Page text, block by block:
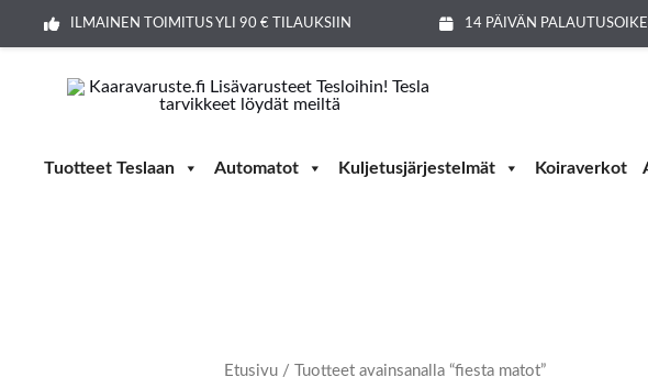
ILMAINEN TOIMITUS YLI 90 € TILAUKSIIN 14 PÄIVÄN
sisältöön
Tuotteet Teslaan Automatot Kuljetusjärjestelmät Koiraverkot
Etusivu/ Tuotteet avainsanalla “fiesta matot”